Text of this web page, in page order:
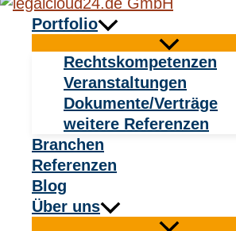
Portfolio
Rechtskompetenzen
Veranstaltungen
Dokumente/Verträge
weitere Referenzen
Branchen
Referenzen
Blog
Über uns